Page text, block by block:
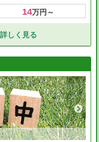
14万円～
しく見る